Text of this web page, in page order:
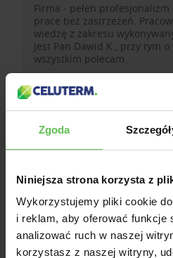
Zgoda
Niniejsza strona korzysta z
Wykorzystujemy pliki cookie
i reklam, aby oferować funkcje
analizować ruch w naszej
korzystasz z naszej witryny,
Firma - pełen
prace beż zastrzeżeń.
wiedzę z zakresu
jest Pan Dawid K., przy tym
wszystkim polecam.
Zróbmy
Zamów rozmowę z
zostaw numer.